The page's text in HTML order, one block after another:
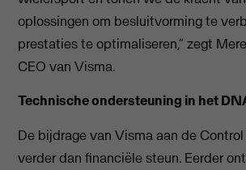
oplossingen om besluitvorming te
prestaties te optimaliseren,” zegt
CEO van Visma.
Technische ondersteuning in het
De bijdrage van Visma aan de
verder dan financiële steun. Eerder